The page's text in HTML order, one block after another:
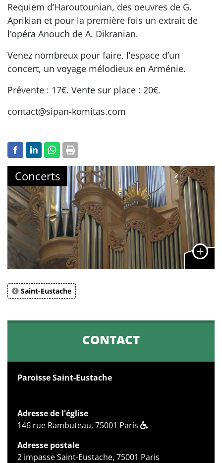
Requiem d’Haroutounian, des oeuvres de G.
Aprikian et pour la première fois un extrait de
l’opéra Anouch de A. Dikranian.
Venez nombreux pour faire, l’espace d’un
concert, un voyage mélodieux en Arménie.
Prévente : 17€. Vente sur place : 20€.
contact@sipan-komitas.com
Concerts
Saint-Eustache
CONTACT
Paroisse Saint-Eustache
Adresse de l'église
146 rue Rambuteau, 75001 Paris
Adresse postale
2 impasse Saint-Eustache, 75001 Paris